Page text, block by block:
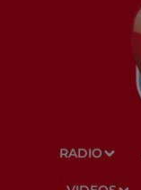
RADIO